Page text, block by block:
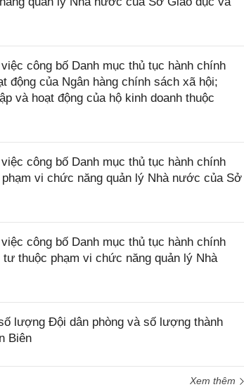
công bố Danh mục thủ tục hành chính
của Ngân hàng chính sách xã hội;
và hoạt động của hộ kinh doanh thuộc
công bố Danh mục thủ tục hành chính
vi chức năng quản lý Nhà nước của Sở
công bố Danh mục thủ tục hành chính
thuộc phạm vi chức năng quản lý Nhà
lượng Đội dân phòng và số lượng thành
Biên
Xem thêm